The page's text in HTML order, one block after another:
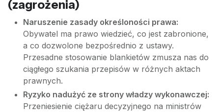
(zagrożenia)
Naruszenie zasady określoności prawa:
Obywatel ma prawo wiedzieć, co jest zabronione,
a co dozwolone bezpośrednio z ustawy.
Przesadne stosowanie blankietów zmusza nas do
ciągłego szukania przepisów w różnych aktach
prawnych.
Ryzyko nadużyć ze strony władzy wykonawczej:
Przeniesienie ciężaru decyzyjnego na ministrów